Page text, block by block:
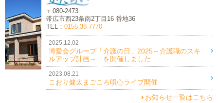
〒080-2473
帯広市西23条南2丁目16 番地36
TEL： 0155-38-7770
2025.12.02
博愛会グループ「介護の日」2025～介護職のスキ
ルアップ計画～ を開催しました
2023.08.21
こおり健太まごころ唄心ライブ開催
お知らせ一覧はこちら